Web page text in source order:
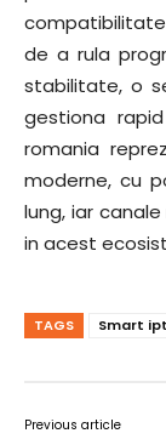
de a rula
stabilitate, o
gestiona
romania
moderne, cu
lung, iar
in acest
TAGS Smart
Previous article